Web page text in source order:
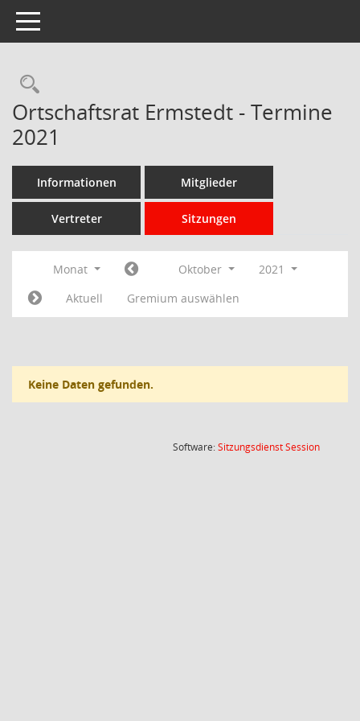
Toggle navigation
Rechercheauswahl
Ortschaftsrat Ermstedt - Termine
2021
Informationen Mitglieder
Vertreter Sitzungen
Monat Oktober
2021
Aktuell
Gremium auswählen
Keine Daten gefunden.
Software:SitzungsdienstSession(Wird in